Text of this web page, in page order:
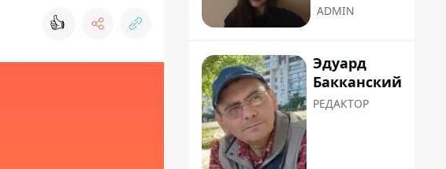
👍
ADMIN
Эдуард
Бакканский
РЕДАКТОР